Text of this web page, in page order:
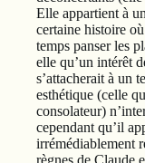
Elle appartient à
certaine histoire
temps panser les
elle qu’un intérêt
s’attacherait à un
esthétique (celle
consolateur)
cependant qu’il
irrémédiablement
règnes de Claude